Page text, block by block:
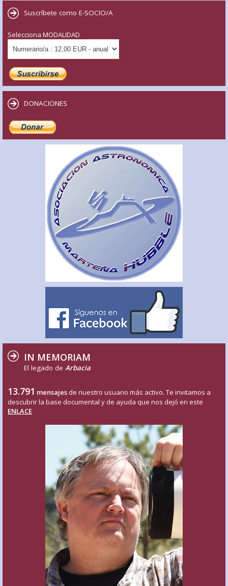
Suscríbete como E-SOCIO/A
Selecciona MODALIDAD
DONACIONES
IN MEMORIAM
El legado de Arbacia
13.791 mensajes de nuestro usuario más activo. Te invitamos a
descubrir la base documental y de ayuda que nos dejó en este
ENLACE